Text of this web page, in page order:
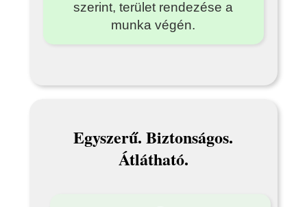
szerint, terület rendezése a
munka végén.
Egyszerű. Biztonságos.
Átlátható.